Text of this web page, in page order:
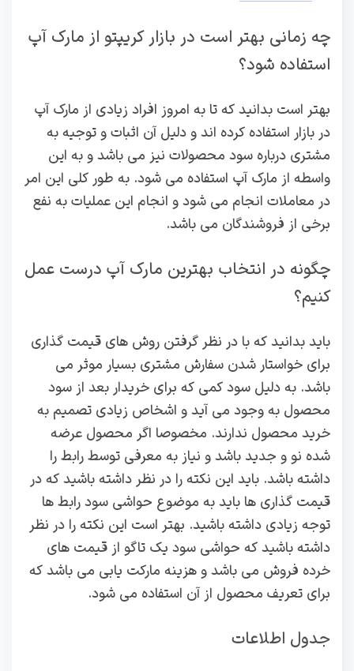
چه زمانی بهتر است در بازار کریپتو از مارک آپ
استفاده شود؟
بهتر است بدانید که تا به امروز افراد زیادی از مارک آپ
در بازار استفاده کرده اند و دلیل آن اثبات و توجیه به
مشتری درباره سود محصولات نیز می باشد و به این
واسطه از مارک آپ استفاده می شود. به طور کلی این امر
در معاملات انجام می شود و انجام این عملیات به نفع
برخی از فروشندگان می باشد.
چگونه در انتخاب بهترین مارک آپ درست عمل
کنیم؟
باید بدانید که با در نظر گرفتن روش های قیمت گذاری
برای خواستار شدن سفارش مشتری بسیار موثر می
باشد. به دلیل سود کمی که برای خریدار بعد از سود
محصول به وجود می آید و اشخاص زیادی تصمیم به
خرید محصول ندارند. مخصوصا اگر محصول عرضه
شده نو و جدید باشد و نیاز به معرفی توسط رابط را
داشته باشد. باید این نکته را در نظر داشته باشید که در
قیمت گذاری ها باید به موضوع حواشی سود رابط ها
توجه زیادی داشته باشید. بهتر است این نکته را در نظر
داشته باشید که حواشی سود یک تاگو از قیمت های
خرده فروش می باشد و هزینه مارکت یابی می باشد که
برای تعریف محصول از آن استفاده می شود.
جدول اطلاعات